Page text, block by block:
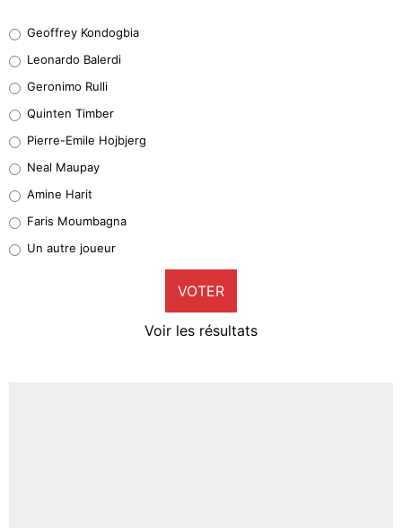
38%
32%
4%
1%
9%
Geoffrey Kondogbia
Leonardo Balerdi
Geronimo Rulli
Quinten Timber
Pierre-Emile Hojbjerg
Neal Maupay
Amine Harit
Faris Moumbagna
Un autre joueur
VOTER
Voir les résultats